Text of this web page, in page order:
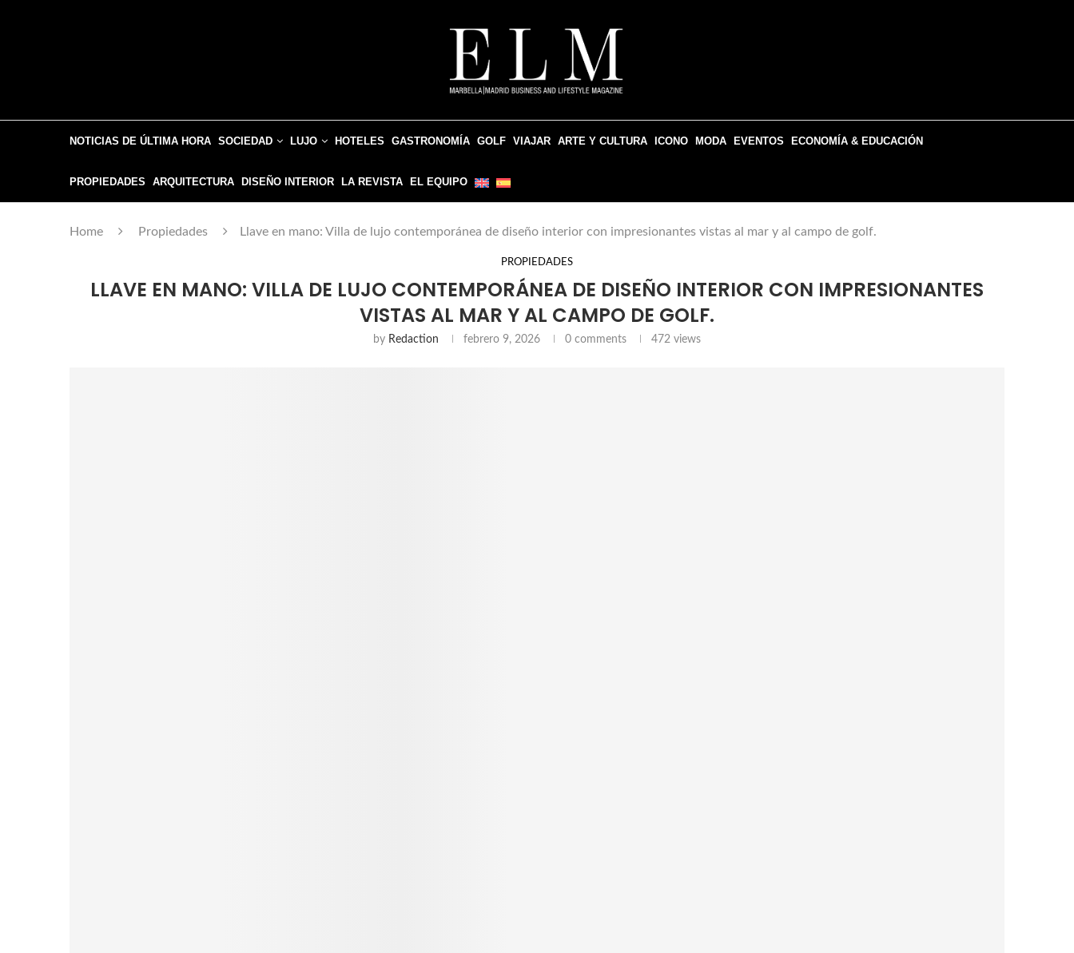
NOTICIAS DE ÚLTIMA HORA SOCIEDAD LUJO HOTELES GASTRONOMÍA GOLF VIAJAR ARTE Y CULTURA ICONO MODA EVENTOS ECONOMÍA & EDUCACIÓN
PROPIEDADES ARQUITECTURA DISEÑO INTERIOR LA REVISTA EL EQUIPO
Home Propiedades Llave en mano: Villa de lujo contemporánea de diseño interior con impresionantes vistas al mar y al campo de golf.
PROPIEDADES
LLAVE EN MANO: VILLA DE LUJO CONTEMPORÁNEA DE DISEÑO INTERIOR CON IMPRESIONANTES
VISTAS AL MAR Y AL CAMPO DE GOLF.
by Redaction febrero 9, 2026 0 comments 472 views